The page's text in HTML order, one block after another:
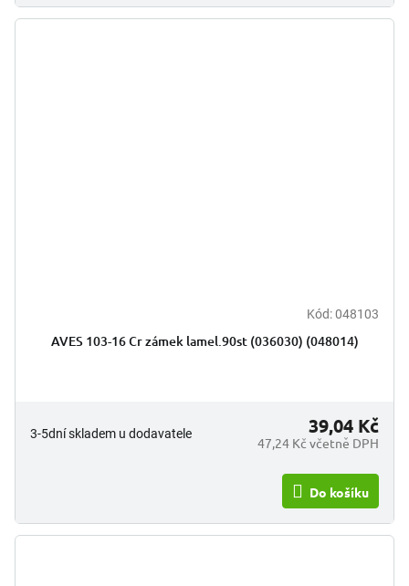
Kód:048103
AVES 103-16 Cr zámek lamel.90st (036030) (048014)
3-5dní skladem u dodavatele
47,24 Kč včetně DPH
39,04 Kč
Do košíku